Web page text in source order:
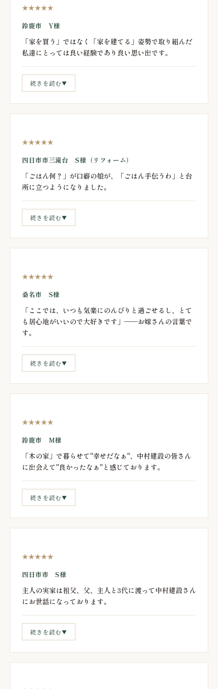
★★★★★
鈴鹿市 Y様
「家を買う」ではなく「家を建てる」姿勢で取り組んだ
私達にとっては良い経験であり良い思い出です。
続きを読む▼
★★★★★
四日市市三滝台 S様（リフォーム）
「ごはん何？」が口癖の娘が、「ごはん手伝うわ」と台
所に立つようになりました。
続きを読む▼
★★★★★
桑名市 S様
「ここでは、いつも気楽にのんびりと過ごせるし、とて
も居心地がいいので大好きです」——お嫁さんの言葉で
す。
続きを読む▼
★★★★★
鈴鹿市 M様
「木の家」で暮らせて"幸せだなぁ"、中村建設の皆さん
に出会えて"良かったなぁ"と感じております。
続きを読む▼
★★★★★
四日市市 S様
主人の実家は祖父、父、主人と3代に渡って中村建設さん
にお世話になっております。
続きを読む▼